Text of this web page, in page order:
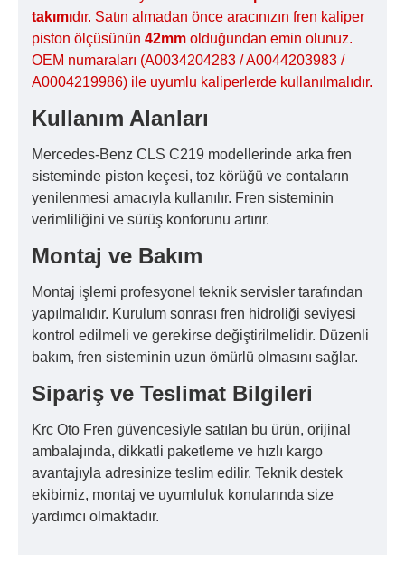
takımıdır. Satın almadan önce aracınızın fren kaliper
piston ölçüsünün 42mm olduğundan emin olunuz.
OEM numaraları (A0034204283 / A0044203983 /
A0004219986) ile uyumlu kaliperlerde kullanılmalıdır.
Kullanım Alanları
Mercedes-Benz CLS C219 modellerinde arka fren
sisteminde piston keçesi, toz körüğü ve contaların
yenilenmesi amacıyla kullanılır. Fren sisteminin
verimliliğini ve sürüş konforunu artırır.
Montaj ve Bakım
Montaj işlemi profesyonel teknik servisler tarafından
yapılmalıdır. Kurulum sonrası fren hidroliği seviyesi
kontrol edilmeli ve gerekirse değiştirilmelidir. Düzenli
bakım, fren sisteminin uzun ömürlü olmasını sağlar.
Sipariş ve Teslimat Bilgileri
Krc Oto Fren güvencesiyle satılan bu ürün, orijinal
ambalajında, dikkatli paketleme ve hızlı kargo
avantajıyla adresinize teslim edilir. Teknik destek
ekibimiz, montaj ve uyumluluk konularında size
yardımcı olmaktadır.